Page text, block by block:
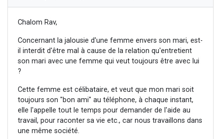
29 personnes viennent de demander une bénédiction
Chalom Rav,
Concernant la jalousie d'une femme envers son mari, est-
il interdit d'être mal à cause de la relation qu'entretient
son mari avec une femme qui veut toujours être avec lui
?
Cette femme est célibataire, et veut que mon mari soit
toujours son "bon ami" au téléphone, à chaque instant,
elle l'appelle tout le temps pour demander de l'aide au
travail, pour raconter sa vie etc., car nous travaillons dans
une même société.